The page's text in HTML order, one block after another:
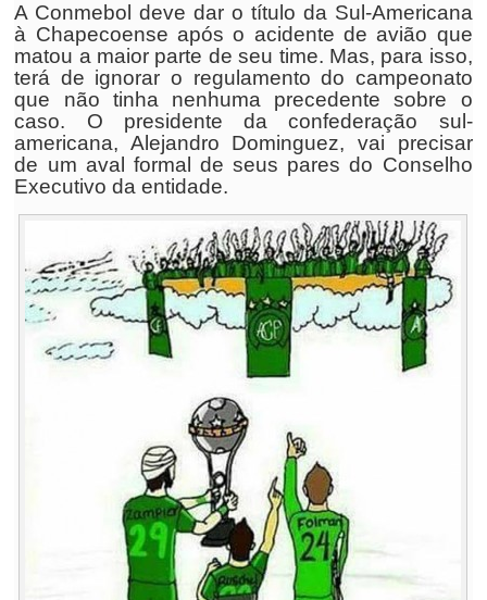
A Conmebol deve dar o título da Sul-Americana
à Chapecoense após o acidente de avião que
matou a maior parte de seu time. Mas, para isso,
terá de ignorar o regulamento do campeonato
que não tinha nenhuma precedente sobre o
caso. O presidente da confederação sul-
americana, Alejandro Dominguez, vai precisar
de um aval formal de seus pares do Conselho
Executivo da entidade.